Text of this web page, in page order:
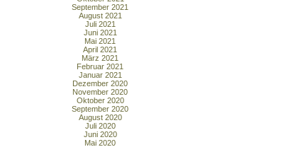
September 2021
August 2021
Juli 2021
Juni 2021
Mai 2021
April 2021
März 2021
Februar 2021
Januar 2021
Dezember 2020
November 2020
Oktober 2020
September 2020
August 2020
Juli 2020
Juni 2020
Mai 2020